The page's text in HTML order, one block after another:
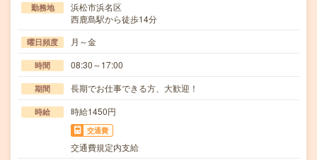
勤務地
浜松市浜名区
西鹿島駅から徒歩14分
曜日頻度 月～金
時間 08:30～17:00
期間 長期でお仕事できる方、大歓迎！
時給 時給1450円
交通費
交通費規定内支給